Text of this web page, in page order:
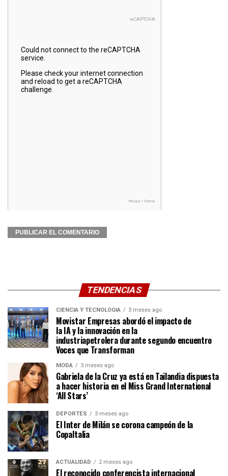
TENDENCIAS
CIENCIA Y TECNOLOGÍA 3 meses ago
Movistar Empresas abordó el impacto de
la IA y la innovación en la
industriapetrolera durante segundo encuentro
Voces que Transforman
MODA 3 meses ago
Gabriela de la Cruz ya está en Tailandia dispuesta
a hacer historia en el Miss Grand International
‘All Stars’
DEPORTES 3 meses ago
El Inter de Milán se corona campeón de la
CopaItalia
ACTUALIDAD 2 meses ago
El reconocido conferencista internacional